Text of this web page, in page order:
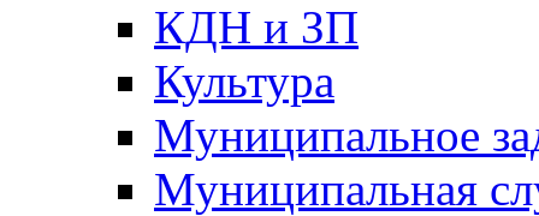
КДН и ЗП
Культура
Муниципальное
Муниципальная